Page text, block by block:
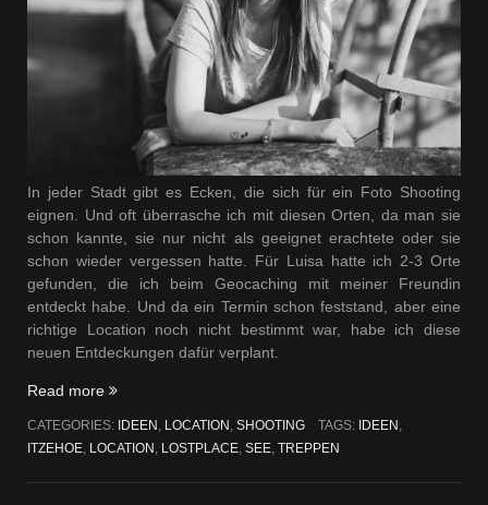
In jeder Stadt gibt es Ecken, die sich für ein Foto Shooting
eignen. Und oft überrasche ich mit diesen Orten, da man sie
schon kannte, sie nur nicht als geeignet erachtete oder sie
schon wieder vergessen hatte. Für Luisa hatte ich 2-3 Orte
gefunden, die ich beim Geocaching mit meiner Freundin
entdeckt habe. Und da ein Termin schon feststand, aber eine
richtige Location noch nicht bestimmt war, habe ich diese
neuen Entdeckungen dafür verplant.
Read more „In
Stadt“
CATEGORIES: IDEEN , LOCATION , SHOOTING TAGS: IDEEN ,
ITZEHOE, LOCATION , LOSTPLACE, SEE, TREPPEN